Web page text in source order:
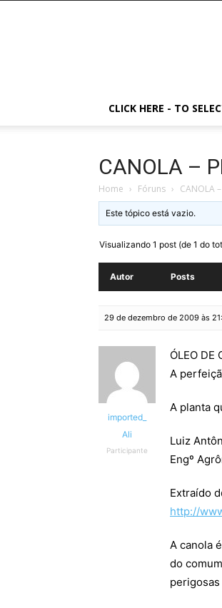
CLICK HERE - TO
CANOLA –
Home › Fóruns › CANOLA
Este tópico está vazio.
Visualizando 1 post (de 1 do
Autor Posts
29 de dezembro de 2009 às
imported_
Ali
Participante
ÓLEO DE
A
A planta
Luiz
Engº
Extraído
http://
A canola
do